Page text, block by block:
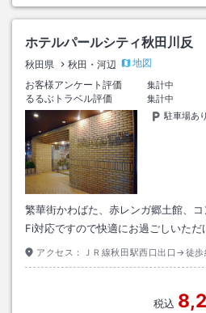
ホテルパールシティ秋田川反
秋田県 秋田・河辺
地図
お客様アンケート評価
集計中
るるぶトラベル評価
集計中
駐車場あり
繁華街かわばた、赤レンガ郷土館、
Fi対応ですので快適にお過ごしいただ
アクセス： ＪＲ線秋田駅西口出口→徒
税込